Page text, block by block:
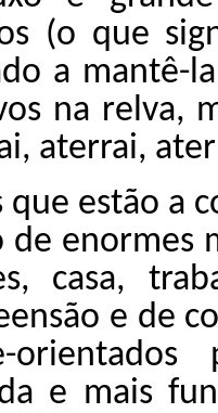
(o que
a mantê-
na relva,
aterrai,
que estão a
de enormes
casa,
e de
orientados
e mais